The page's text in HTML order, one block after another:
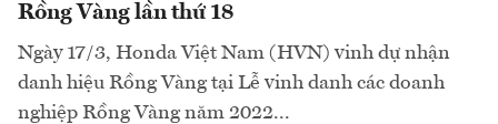
Rồng Vàng lần thứ 18
Ngày 17/3, Honda Việt Nam (HVN) vinh dự nhận
danh hiệu Rồng Vàng tại Lễ vinh danh các doanh
nghiệp Rồng Vàng năm 2022...